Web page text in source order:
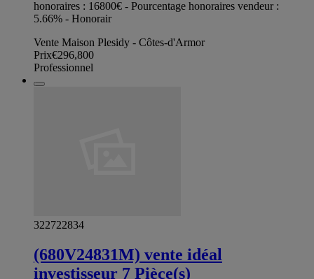
honoraires : 16800€ - Pourcentage honoraires vendeur :
5.66% - Honorair
Vente Maison Plesidy - Côtes-d'Armor
Prix€296,800
Professionnel
322722834
(680V24831M) vente idéal
investisseur 7 Pièce(s)